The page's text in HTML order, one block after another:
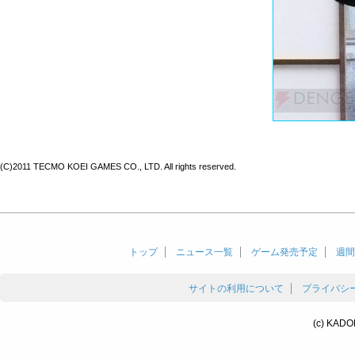
(C)2011 TECMO KOEI GAMES CO., LTD. All rights reserved.
トップ ニュース一覧 ゲーム発売予定 週
サイトの利用について プライバシ
(c)